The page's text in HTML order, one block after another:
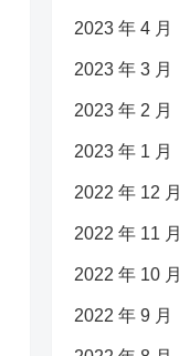
2023 年 4 月
2023 年 3 月
2023 年 2 月
2023 年 1 月
2022 年 12 月
2022 年 11 月
2022 年 10 月
2022 年 9 月